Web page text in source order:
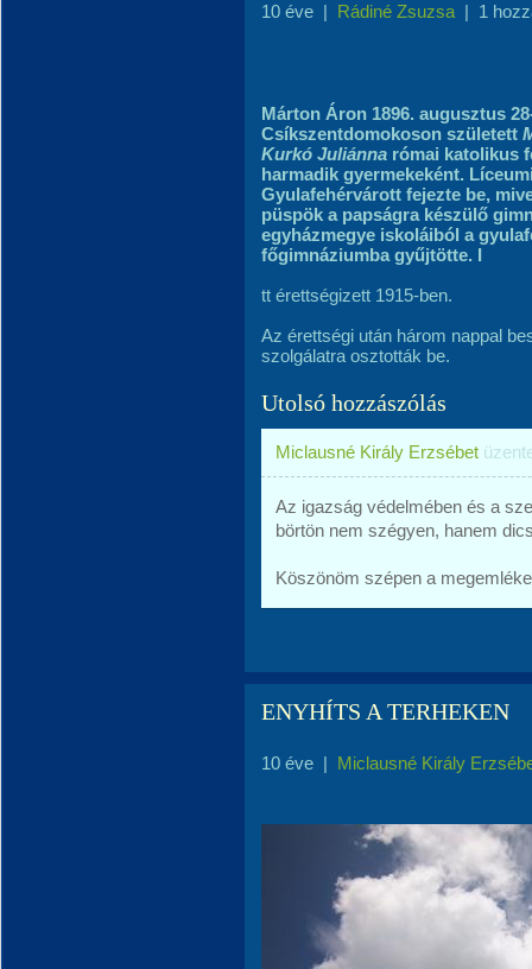
10 éve | Rádiné Zsuzsa | 1
Márton Áron 1896. augusztus
Csíkszentdomokoson született
Kurkó Juliánna római katolikus
harmadik gyermekeként.
Gyulafehérvárott fejezte be,
püspök a papságra készülő
egyházmegye iskoláiból a
főgimnáziumba gyűjtötte. I
tt érettségizett 1915-ben.
Az érettségi után három nappal
szolgálatra osztották be.
Utolsó hozzászólás
Miclausné Király Erzsébet
Az igazság védelmében és a
börtön nem szégyen, hanem
Köszönöm szépen a
ENYHÍTS A TERHEKEN
10 éve | Miclausné Király